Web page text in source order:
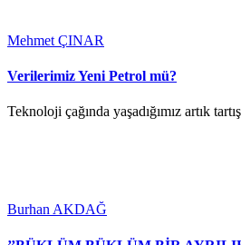
Mehmet ÇINAR
Verilerimiz Yeni Petrol mü?
Teknoloji çağında yaşadığımız artık
Burhan AKDAĞ